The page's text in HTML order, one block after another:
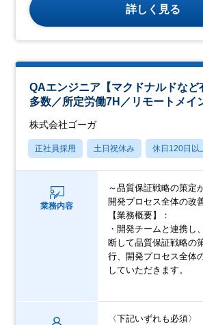
詳しく見る
QAエンジニア【マクドナルドなど
多数／所定労働7H／リモートメイ
株式会社ゴーガ
正社員採用 土日祝休み 休日120日以
業務内容
～品質保証戦略の策定
開発プロセス全体の改
【業務概要】：
・開発チームと連携し
断して品質保証戦略の
行、開発プロセス全体
していただきます。
〈下記いずれも必須〉